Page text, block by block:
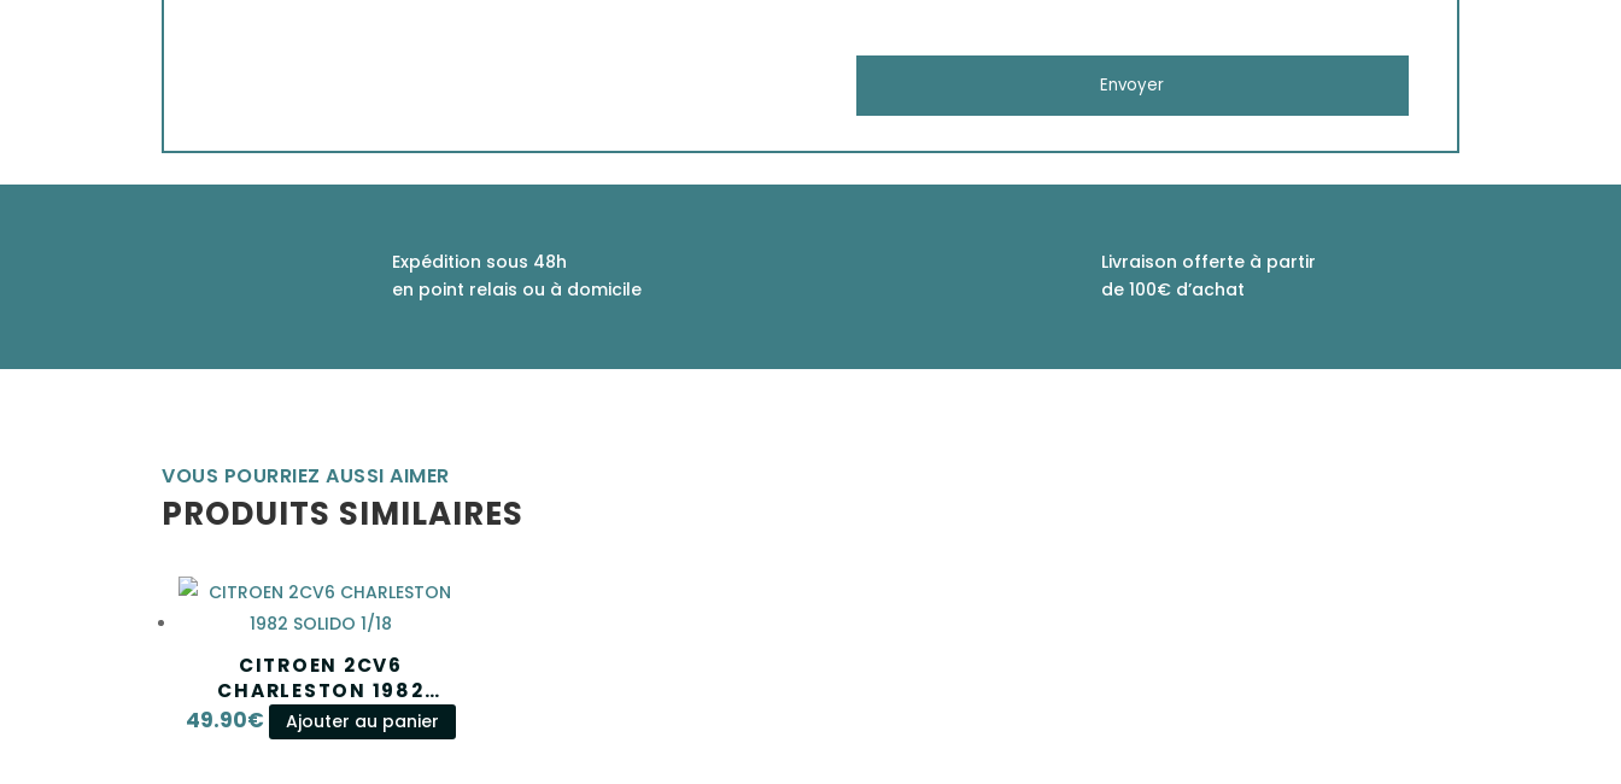
Expédition sous 48h
en point relais ou à domicile
Livraison offerte à partir
de 100€ d’achat
VOUS POURRIEZ AUSSI AIMER
PRODUITS SIMILAIRES
CITROEN 2CV6
CHARLESTON 1982
SOLIDO 1/18
49.90€ Ajouter au panier